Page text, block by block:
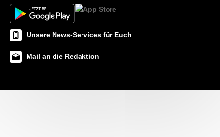
Unsere News-Services für Euch
Mail an die Redaktion